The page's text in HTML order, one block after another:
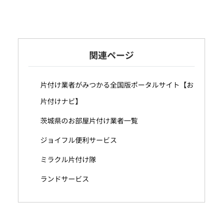
関連ページ
片付け業者がみつかる全国版ポータルサイト【お
片付けナビ】
茨城県のお部屋片付け業者一覧
ジョイフル便利サービス
ミラクル片付け隊
ランドサービス